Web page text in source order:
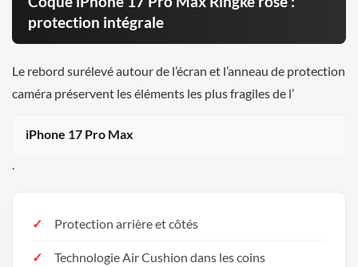
protection intégrale
Le rebord surélevé autour de l’écran et l’anneau de protection
caméra préservent les éléments les plus fragiles de l’
iPhone 17 Pro Max
Protection arrière et côtés
Technologie Air Cushion dans les coins